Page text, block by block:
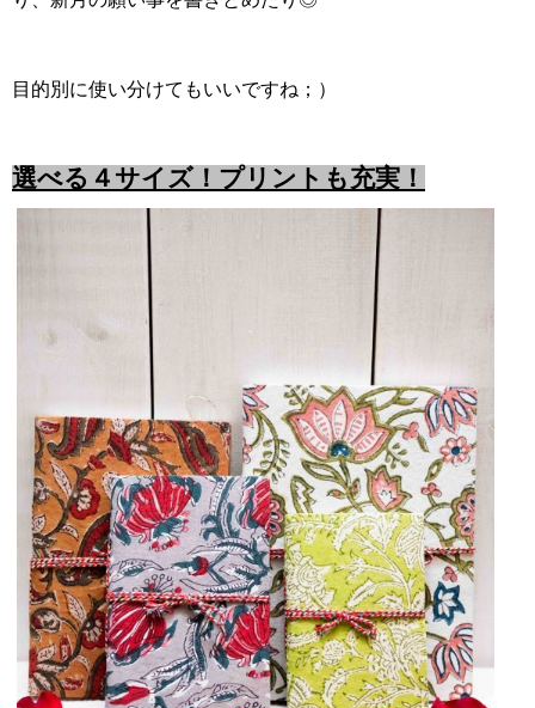
目的別に使い分けてもいいですね；）
選べる４サイズ！プリントも充実！